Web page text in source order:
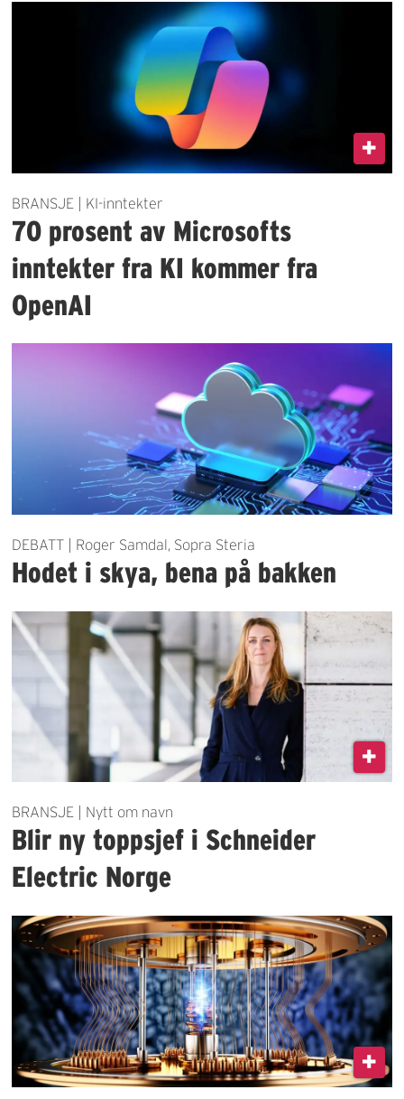
BRANSJE | KI-inntekter
70 prosent av Microsofts
inntekter fra KI kommer fra
OpenAI
DEBATT | Roger Samdal, Sopra Steria
Hodet i skya, bena på bakken
BRANSJE | Nytt om navn
Blir ny toppsjef i Schneider
Electric Norge